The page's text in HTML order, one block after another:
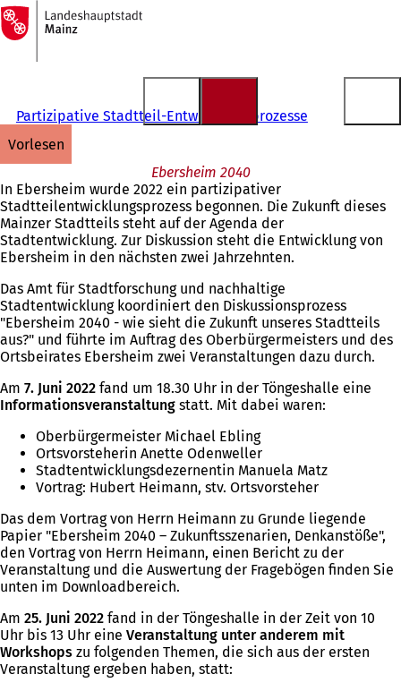
Inhalt anspringen
Zur
Startseite
Partizipative Stadtteil-Entwicklungsprozesse
vorlesen
Ebersheim 2040
In Ebersheim wurde 2022 ein partizipativer
Stadtteilentwicklungsprozess begonnen. Die Zukunft dieses
Mainzer Stadtteils steht auf der Agenda der
Stadtentwicklung. Zur Diskussion steht die Entwicklung von
Ebersheim in den nächsten zwei Jahrzehnten.
Das Amt für Stadtforschung und nachhaltige
Stadtentwicklung koordiniert den Diskussionsprozess
"Ebersheim 2040 - wie sieht die Zukunft unseres Stadtteils
aus?" und führte im Auftrag des Oberbürgermeisters und des
Ortsbeirates Ebersheim zwei Veranstaltungen dazu durch.
Am 7. Juni 2022 fand um 18.30 Uhr in der Töngeshalle eine
Informationsveranstaltung statt. Mit dabei waren:
Oberbürgermeister Michael Ebling
Ortsvorsteherin Anette Odenweller
Stadtentwicklungsdezernentin Manuela Matz
Vortrag: Hubert Heimann, stv. Ortsvorsteher
Das dem Vortrag von Herrn Heimann zu Grunde liegende
Papier "Ebersheim 2040 – Zukunftsszenarien, Denkanstöße",
den Vortrag von Herrn Heimann, einen Bericht zu der
Veranstaltung und die Auswertung der Fragebögen finden Sie
unten im Downloadbereich.
Am 25. Juni 2022 fand in der Töngeshalle in der Zeit von 10
Uhr bis 13 Uhr eine Veranstaltung unter anderem mit
Workshops zu folgenden Themen, die sich aus der ersten
Veranstaltung ergeben haben, statt: